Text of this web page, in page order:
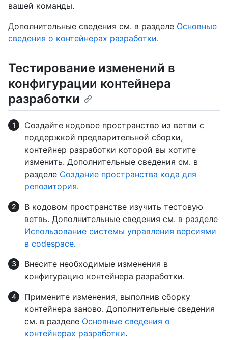
вашей команды.
Дополнительные сведения см. в разделе Основные
сведения о контейнерах разработки.
Тестирование изменений в
конфигурации контейнера
разработки
Создайте кодовое пространство из ветви с
поддержкой предварительной сборки,
контейнер разработки которой вы хотите
изменить. Дополнительные сведения см. в
разделе Создание пространства кода для
репозитория.
В кодовом пространстве изучить тестовую
ветвь. Дополнительные сведения см. в разделе
Использование системы управления версиями
в codespace.
Внесите необходимые изменения в
конфигурацию контейнера разработки.
Примените изменения, выполнив сборку
контейнера заново. Дополнительные сведения
см. в разделе Основные сведения о
контейнерах разработки.